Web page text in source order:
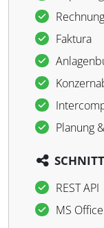
Faktura
Planung
REST API
MS Office